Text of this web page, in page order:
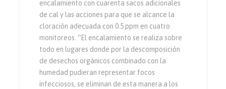
encalamiento con cuarenta sacos adicionales
de cal y las acciones para que se alcance la
cloración adecuada con 0.5 ppm en cuatro
monitoreos. “El encalamiento se realiza sobre
todo en lugares donde por la descomposición
de desechos orgánicos combinado con la
humedad pudieran representar focos
infecciosos, se eliminan de esta manera a los